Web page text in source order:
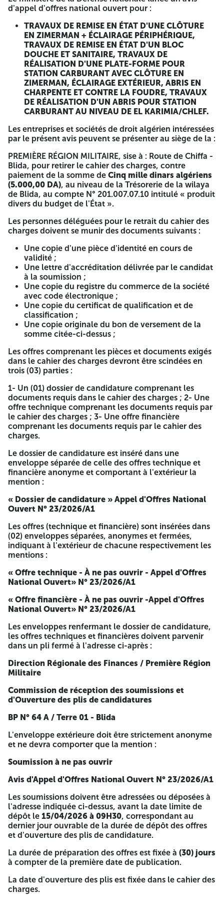
Les soumissionnaires resteront engagés par leurs offres
pendant une durée de 120 jours, égale à celle de la
préparation des offres fixée dans le cahier des charges. El
Moudjahid Pub ANEP 2616009304 du 17/03/2026 A -=-=-=-
RÉPUBLIQUE ALGÉRIENNE
DÉMOCRATIQUE ET POPULAIRE
MINISTÈRE DE LA DÉFENSE
NATIONALE
PREMIÈRE RÉGION MILITAIRE
CHAHID AHMED BOUGARA
AVIS D'APPEL D'OFFRES
NATIONAL OUVERT
N° 23/2026/A1
Le ministère de la Défense nationale lance un avis d'appel
d'offres national ouvert pour :
TRAVAUX DE REMISE EN ÉTAT D'UNE CLÔTURE EN
ZIMERMAN + ÉCLAIRAGE PÉRIPHÉRIQUE, TRAVAUX
DE REMISE EN ÉTAT D'UN BLOC DOUCHE ET
SANITAIRE, TRAVAUX DE RÉALISATION D'UNE PLATE-
FORME POUR STATION CARBURANT AVEC CLÔTURE
EN ZIMERMAN, ÉCLAIRAGE EXTÉRIEUR, ABRIS EN
CHARPENTE ET CONTRE LA FOUDRE, TRAVAUX DE
RÉALISATION D'UN ABRIS POUR STATION
CARBURANT AU NIVEAU DE EL KARIMIA/CHLEF.
le présent avis peuvent se présenter au siège de la :
PREMIÈRE RÉGION MILITAIRE, sise à : Route de Chiffa -
de la somme deCinq mille dinars algériens (5.000,00 DA)
au niveau de la Trésorerie de la wilaya de Blida, au compte
N° 201.007.07.10 intitulé « produit divers du budget de
l'État ».
Les personnes déléguées pour le retrait du cahier des
Une copie d'une pièce d'identité en cours de validité ;
Une lettre d'accréditation délivrée par le candidat à la
soumission ;
code électronique ;
Une copie du certificat de qualification et de
Une copie originale du bon de versement de la somme
citée-ci-dessus ;
Les offres comprenant les pièces et documents exigés dans
le cahier des charges devront être scindées en trois (03)
parties :
1- Un (01) dossier de candidature comprenant les
documents requis dans le cahier des charges ; 2- Une offre
technique comprenant les documents requis par le cahier
des charges ; 3- Une offre financière comprenant les
documents requis par le cahier des charges.
Le dossier de candidature est inséré dans une enveloppe
séparée de celle des offres technique et financière
anonyme et comportant à l'extérieur la mention :
« Dossier de candidature » Appel d'Offres National
Ouvert N° 23/2026/A1
Les offres (technique et financière) sont insérées dans (02)
enveloppes séparées, anonymes et fermées, indiquant à
l'extérieur de chacune respectivement les mentions :
« Offre technique - À ne pas ouvrir - Appel d'Offres
National Ouvert» N° 23/2026/A1
« Offre financière - À ne pas ouvrir -Appel d'Offres
National Ouvert» N° 23/2026/A1
Les enveloppes renfermant le dossier de candidature, les
offres techniques et financières doivent parvenir dans un
pli fermé à l'adresse ci-après :
Direction Régionale des Finances / Première Région
Militaire
Commission de réception des soumissions et
d'Ouverture des plis de candidatures
BP N° 64 A / Terre 01 - Blida
d'appel d'offres national ouvert pour :
TRAVAUX DE REMISE EN ÉTAT D'UNE CLÔTURE
EN ZIMERMAN + ÉCLAIRAGE PÉRIPHÉRIQUE,
TRAVAUX DE REMISE EN ÉTAT D'UN BLOC
DOUCHE ET SANITAIRE, TRAVAUX DE
RÉALISATION D'UNE PLATE-FORME POUR
STATION CARBURANT AVEC CLÔTURE EN
ZIMERMAN, ÉCLAIRAGE EXTÉRIEUR, ABRIS EN
CHARPENTE ET CONTRE LA FOUDRE, TRAVAUX
DE RÉALISATION D'UN ABRIS POUR STATION
CARBURANT AU NIVEAU DE EL KARIMIA/CHLEF.
Les entreprises et sociétés de droit algérien intéressées
par le présent avis peuvent se présenter au siège de la :
PREMIÈRE RÉGION MILITAIRE, sise à : Route de Chiffa -
Blida, pour retirer le cahier des charges, contre
paiement de la somme de Cinq mille dinars algériens
(5.000,00 DA), au niveau de la Trésorerie de la wilaya
de Blida, au compte N° 201.007.07.10 intitulé « produit
divers du budget de l'État ».
Les personnes déléguées pour le retrait du cahier des
charges doivent se munir des documents suivants :
Une copie d'une pièce d'identité en cours de
validité ;
Une lettre d'accréditation délivrée par le candidat
à la soumission ;
Une copie du registre du commerce de la société
avec code électronique ;
Une copie du certificat de qualification et de
classification ;
Une copie originale du bon de versement de la
somme citée-ci-dessus ;
Les offres comprenant les pièces et documents exigés
dans le cahier des charges devront être scindées en
trois (03) parties :
1- Un (01) dossier de candidature comprenant les
documents requis dans le cahier des charges ; 2- Une
offre technique comprenant les documents requis par
le cahier des charges ; 3- Une offre financière
comprenant les documents requis par le cahier des
charges.
Le dossier de candidature est inséré dans une
enveloppe séparée de celle des offres technique et
financière anonyme et comportant à l'extérieur la
mention :
« Dossier de candidature » Appel d'Offres National
Ouvert N° 23/2026/A1
Les offres (technique et financière) sont insérées dans
(02) enveloppes séparées, anonymes et fermées,
indiquant à l'extérieur de chacune respectivement les
mentions :
« Offre technique - À ne pas ouvrir - Appel d'Offres
National Ouvert» N° 23/2026/A1
« Offre financière - À ne pas ouvrir -Appel d'Offres
National Ouvert» N° 23/2026/A1
Les enveloppes renfermant le dossier de candidature,
les offres techniques et financières doivent parvenir
dans un pli fermé à l'adresse ci-après :
Direction Régionale des Finances / Première Région
Militaire
Commission de réception des soumissions et
d'Ouverture des plis de candidatures
BP N° 64 A / Terre 01 - Blida
L'enveloppe extérieure doit être strictement anonyme
et ne devra comporter que la mention :
Soumission à ne pas ouvrir
Avis d'Appel d'Offres National Ouvert N° 23/2026/A1
Les soumissions doivent être adressées ou déposées à
l'adresse indiquée ci-dessus, avant la date limite de
dépôt le 15/04/2026 à 09H30, correspondant au
dernier jour ouvrable de la durée de dépôt des offres
et d'ouverture des plis de candidature.
La durée de préparation des offres est fixée à (30) jours
à compter de la première date de publication.
La date d'ouverture des plis est fixée dans le cahier des
charges.